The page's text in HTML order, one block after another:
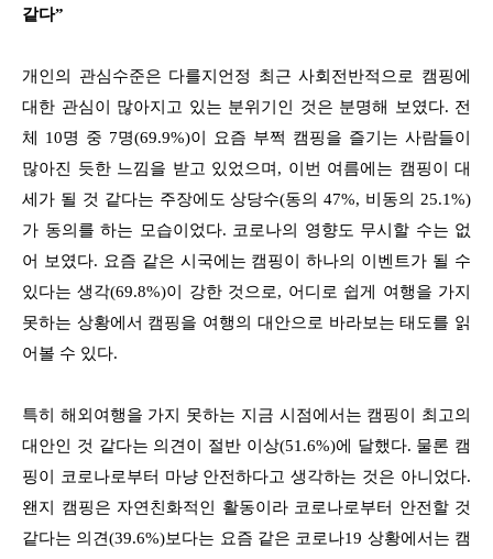
같다”
개인의 관심수준은 다를지언정 최근 사회전반적으로 캠핑에
대한 관심이 많아지고 있는 분위기인 것은 분명해 보였다. 전
체 10명 중 7명(69.9%)이 요즘 부쩍 캠핑을 즐기는 사람들이
많아진 듯한 느낌을 받고 있었으며, 이번 여름에는 캠핑이 대
세가 될 것 같다는 주장에도 상당수(동의 47%, 비동의 25.1%)
가 동의를 하는 모습이었다. 코로나의 영향도 무시할 수는 없
어 보였다. 요즘 같은 시국에는 캠핑이 하나의 이벤트가 될 수
있다는 생각(69.8%)이 강한 것으로, 어디로 쉽게 여행을 가지
못하는 상황에서 캠핑을 여행의 대안으로 바라보는 태도를 읽
어볼 수 있다.
특히 해외여행을 가지 못하는 지금 시점에서는 캠핑이 최고의
대안인 것 같다는 의견이 절반 이상(51.6%)에 달했다. 물론 캠
핑이 코로나로부터 마냥 안전하다고 생각하는 것은 아니었다.
왠지 캠핑은 자연친화적인 활동이라 코로나로부터 안전할 것
같다는 의견(39.6%)보다는 요즘 같은 코로나19 상황에서는 캠